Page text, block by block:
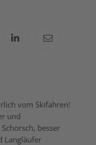
vom Skifahren!
und
besser
Langläufer